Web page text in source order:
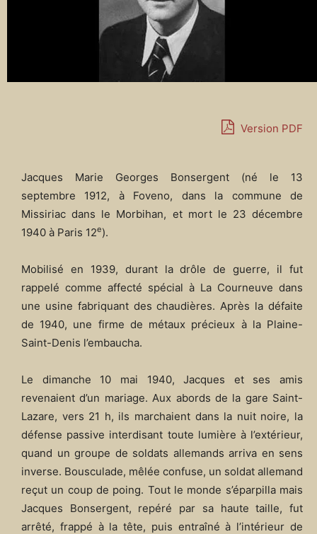
Version PDF
Jacques Marie Georges Bonsergent (né le 13
septembre 1912, à Foveno, dans la commune de
Missiriac dans le Morbihan, et mort le 23 décembre
1940 à Paris 12e).
Mobilisé en 1939, durant la drôle de guerre, il fut
rappelé comme affecté spécial à La Courneuve dans
une usine fabriquant des chaudières. Après la défaite
de 1940, une firme de métaux précieux à la Plaine-
Saint-Denis l’embaucha.
Le dimanche 10 mai 1940, Jacques et ses amis
revenaient d’un mariage. Aux abords de la gare Saint-
Lazare, vers 21 h, ils marchaient dans la nuit noire, la
défense passive interdisant toute lumière à l’extérieur,
quand un groupe de soldats allemands arriva en sens
inverse. Bousculade, mêlée confuse, un soldat allemand
reçut un coup de poing. Tout le monde s’éparpilla mais
Jacques Bonsergent, repéré par sa haute taille, fut
arrêté, frappé à la tête, puis entraîné à l’intérieur de